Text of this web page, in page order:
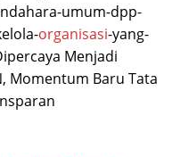
umum-dpp-
organisasi-yang-
Menjadi
Momentum Baru Tata